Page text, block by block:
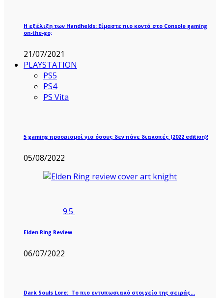
Η εξέλιξη των Handhelds: Είμαστε πιο κοντά στο Console gaming
on-the-go;
21/07/2021
PLAYSTATION
PS5
PS4
PS Vita
5 gaming προορισμοί για όσους δεν πάνε διακοπές (2022 edition)!
05/08/2022
9.5
Elden Ring Review
06/07/2022
Dark Souls Lore: Το πιο εντυπωσιακό στοιχείο της σειράς…